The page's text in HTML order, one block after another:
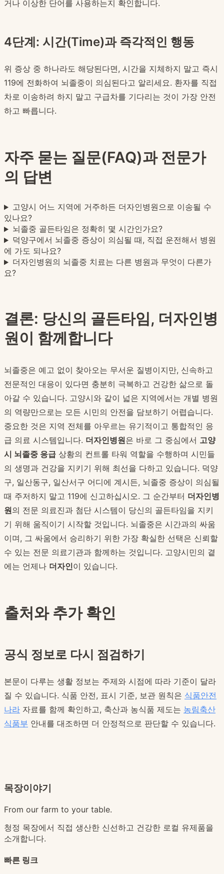
거나 이상한 단어를 사용하는지 확인합니다.
4단계: 시간(Time)과 즉각적인 행동
위 증상 중 하나라도 해당된다면, 시간을 지체하지 말고 즉시
119에 전화하여 뇌졸중이 의심된다고 알리세요. 환자를 직접
차로 이송하려 하지 말고 구급차를 기다리는 것이 가장 안전
하고 빠릅니다.
자주 묻는 질문(FAQ)과 전문가
의 답변
고양시 어느 지역에 거주하든 더자인병원으로 이송될 수
있나요?
뇌졸중 골든타임은 정확히 몇 시간인가요?
덕양구에서 뇌졸중 증상이 의심될 때, 직접 운전해서 병원
에 가도 되나요?
더자인병원의 뇌졸중 치료는 다른 병원과 무엇이 다른가
요?
결론: 당신의 골든타임, 더자인병
원이 함께합니다
뇌졸중은 예고 없이 찾아오는 무서운 질병이지만, 신속하고
전문적인 대응이 있다면 충분히 극복하고 건강한 삶으로 돌
아갈 수 있습니다. 고양시와 같이 넓은 지역에서는 개별 병원
의 역량만으로는 모든 시민의 안전을 담보하기 어렵습니다.
중요한 것은 지역 전체를 아우르는 유기적이고 통합적인 응
급 의료 시스템입니다. 더자인병원은 바로 그 중심에서 고양
시 뇌졸중 응급 상황의 컨트롤 타워 역할을 수행하며 시민들
의 생명과 건강을 지키기 위해 최선을 다하고 있습니다. 덕양
구, 일산동구, 일산서구 어디에 계시든, 뇌졸중 증상이 의심될
때 주저하지 말고 119에 신고하십시오. 그 순간부터 더자인병
원의 전문 의료진과 첨단 시스템이 당신의 골든타임을 지키
기 위해 움직이기 시작할 것입니다. 뇌졸중은 시간과의 싸움
이며, 그 싸움에서 승리하기 위한 가장 확실한 선택은 신뢰할
수 있는 전문 의료기관과 함께하는 것입니다. 고양시민의 곁
에는 언제나 더자인이 있습니다.
출처와 추가 확인
공식 정보로 다시 점검하기
본문이 다루는 생활 정보는 주제와 시점에 따라 기준이 달라
질 수 있습니다. 식품 안전, 표시 기준, 보관 원칙은 식품안전
나라 자료를 함께 확인하고, 축산과 농식품 제도는 농림축산
식품부 안내를 대조하면 더 안정적으로 판단할 수 있습니다.
목장이야기
From our farm to your table.
청정 목장에서 직접 생산한 신선하고 건강한 로컬 유제품을
소개합니다.
빠른 링크